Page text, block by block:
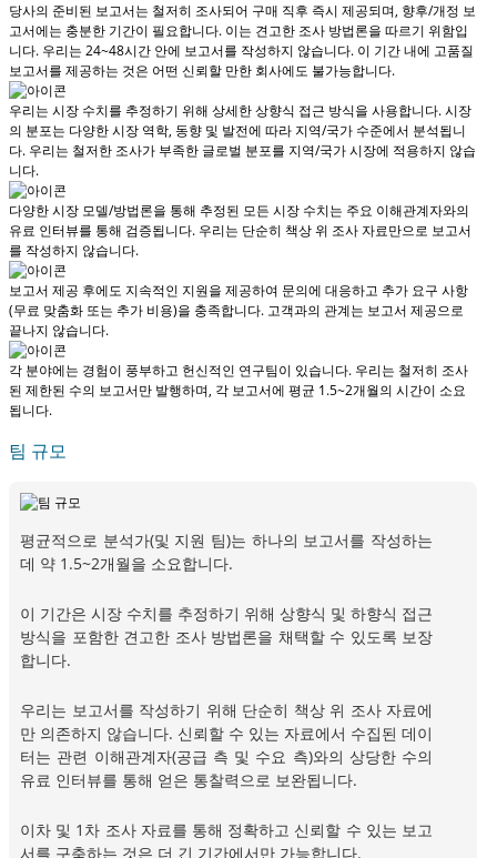
당사의 준비된 보고서는 철저히 조사되어 구매 직후 즉시 제공되며, 향후/개정 보
고서에는 충분한 기간이 필요합니다. 이는 견고한 조사 방법론을 따르기 위함입
니다. 우리는 24~48시간 안에 보고서를 작성하지 않습니다. 이 기간 내에 고품질
보고서를 제공하는 것은 어떤 신뢰할 만한 회사에도 불가능합니다.
우리는 시장 수치를 추정하기 위해 상세한 상향식 접근 방식을 사용합니다. 시장
의 분포는 다양한 시장 역학, 동향 및 발전에 따라 지역/국가 수준에서 분석됩니
다. 우리는 철저한 조사가 부족한 글로벌 분포를 지역/국가 시장에 적용하지 않습
니다.
다양한 시장 모델/방법론을 통해 추정된 모든 시장 수치는 주요 이해관계자와의
유료 인터뷰를 통해 검증됩니다. 우리는 단순히 책상 위 조사 자료만으로 보고서
를 작성하지 않습니다.
보고서 제공 후에도 지속적인 지원을 제공하여 문의에 대응하고 추가 요구 사항
(무료 맞춤화 또는 추가 비용)을 충족합니다. 고객과의 관계는 보고서 제공으로
끝나지 않습니다.
각 분야에는 경험이 풍부하고 헌신적인 연구팀이 있습니다. 우리는 철저히 조사
된 제한된 수의 보고서만 발행하며, 각 보고서에 평균 1.5~2개월의 시간이 소요
됩니다.
팀 규모
평균적으로 분석가(및 지원 팀)는 하나의 보고서를 작성하는
데 약 1.5~2개월을 소요합니다.
이 기간은 시장 수치를 추정하기 위해 상향식 및 하향식 접근
방식을 포함한 견고한 조사 방법론을 채택할 수 있도록 보장
합니다.
우리는 보고서를 작성하기 위해 단순히 책상 위 조사 자료에
만 의존하지 않습니다. 신뢰할 수 있는 자료에서 수집된 데이
터는 관련 이해관계자(공급 측 및 수요 측)와의 상당한 수의
유료 인터뷰를 통해 얻은 통찰력으로 보완됩니다.
이차 및 1차 조사 자료를 통해 정확하고 신뢰할 수 있는 보고
서를 구축하는 것은 더 긴 기간에서만 가능합니다.